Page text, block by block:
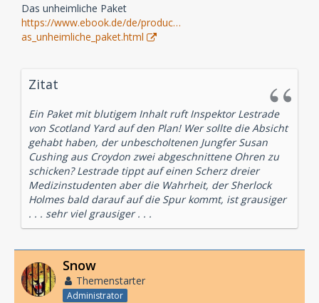
Das unheimliche Paket
https://www.ebook.de/de/produc…
as_unheimliche_paket.html
Zitat
Ein Paket mit blutigem Inhalt ruft Inspektor Lestrade
von Scotland Yard auf den Plan! Wer sollte die Absicht
gehabt haben, der unbescholtenen Jungfer Susan
Cushing aus Croydon zwei abgeschnittene Ohren zu
schicken? Lestrade tippt auf einen Scherz dreier
Medizinstudenten aber die Wahrheit, der Sherlock
Holmes bald darauf auf die Spur kommt, ist grausiger
. . . sehr viel grausiger . . .
Snow
Themenstarter
Administrator